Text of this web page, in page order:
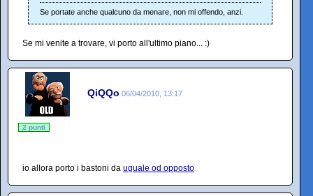
Se portate anche qualcuno da menare, non mi offendo, anzi.
Se mi venite a trovare, vi porto all'ultimo piano... :)
QiQQo 06/04/2010, 13:17
2 punti
io allora porto i bastoni da uguale od opposto